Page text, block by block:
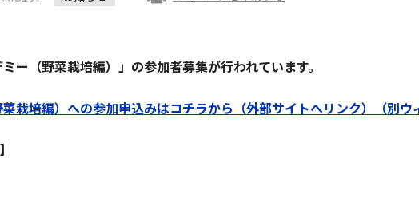
ー（野菜栽培編）」の参加者募集が行われています。
栽培編）への参加申込みはコチラから（外部サイトへリンク）（別ウ